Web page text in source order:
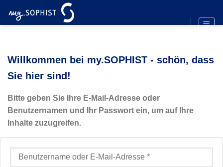
Inhalt
Willkommen bei my.SOPHIST - schön, dass
Sie hier sind!
Bitte geben Sie Ihre E-Mail-Adresse oder
Benutzernamen und Ihr Passwort ein, um auf Ihre
Inhalte zuzugreifen.
Benutzername oder E-Mail-Adresse